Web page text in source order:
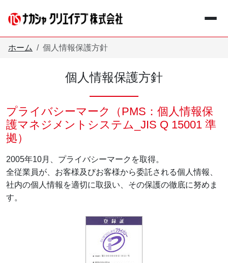
企業情報Company +
お知らせInformation
採用情報
ホーム 個人情報保護方針
個人情報保護方針
プライバシーマーク（PMS：個人情報保
護マネジメントシステム_JIS Q 15001 準
拠）
2005年10月、プライバシーマークを取得。
全従業員が、お客様及びお客様から委託される個人情報、
社内の個人情報を適切に取扱い、その保護の徹底に努めま
す。